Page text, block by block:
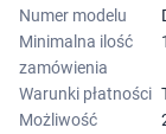
Numer modelu
Minimalna ilość
zamówienia
Warunki płatności
Możliwość